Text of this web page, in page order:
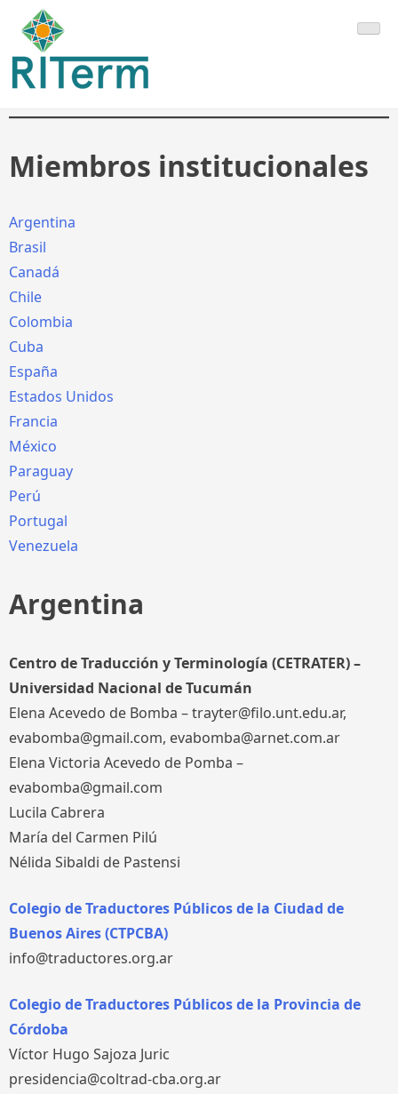
Saltar
contenido
RITerm
Miembros institucionales
Argentina
Brasil
Canadá
Chile
Colombia
Cuba
España
Estados Unidos
Francia
México
Paraguay
Perú
Portugal
Venezuela
Argentina
Centro de Traducción y Terminología (CETRATER) –
Universidad Nacional de Tucumán
Elena Acevedo de Bomba – trayter@filo.unt.edu.ar,
evabomba@gmail.com, evabomba@arnet.com.ar
Elena Victoria Acevedo de Pomba –
evabomba@gmail.com
Lucila Cabrera
María del Carmen Pilú
Nélida Sibaldi de Pastensi
Colegio de Traductores Públicos de la Ciudad de
Buenos Aires (CTPCBA)
info@traductores.org.ar
Colegio de Traductores Públicos de la Provincia de
Córdoba
Víctor Hugo Sajoza Juric
presidencia@coltrad-cba.org.ar